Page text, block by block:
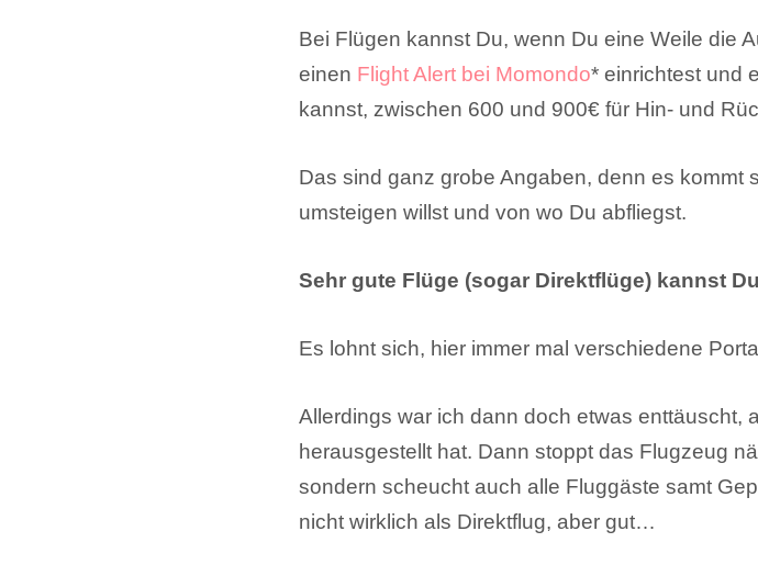
Bei Flügen kannst Du, wenn Du eine Weile die
einen Flight Alert bei Momondo* einrichtest und
kannst, zwischen 600 und 900€ für Hin- und
Das sind ganz grobe Angaben, denn es kommt
umsteigen willst und von wo Du abfliegst.
Sehr gute Flüge (sogar Direktflüge) kannst
Es lohnt sich, hier immer mal verschiedene
Allerdings war ich dann doch etwas enttäuscht,
herausgestellt hat. Dann stoppt das Flugzeug
sondern scheucht auch alle Fluggäste samt
nicht wirklich als Direktflug, aber gut…